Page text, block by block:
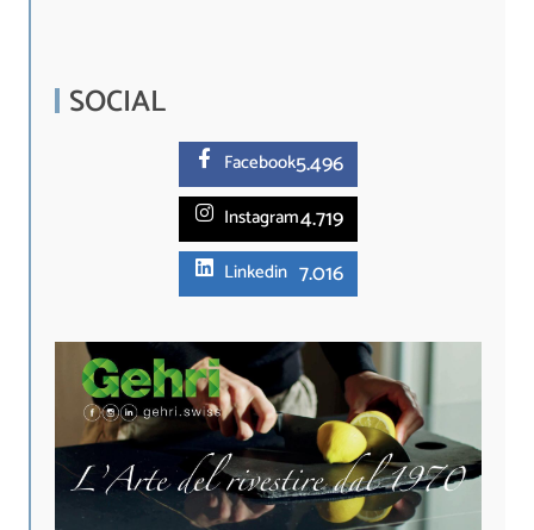
SOCIAL
Facebook5.496
Instagram4.719
Linkedin 7.016